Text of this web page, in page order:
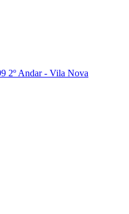
2º Andar - Vila Nova